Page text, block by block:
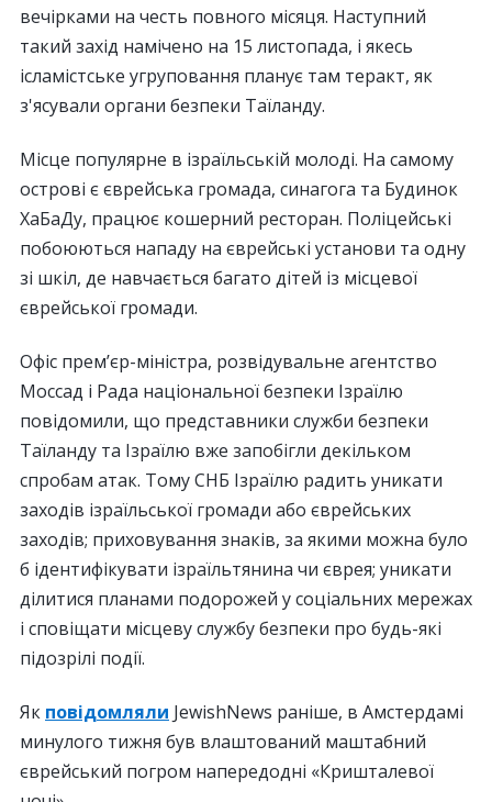
вечірками на честь повного місяця. Наступний
такий захід намічено на 15 листопада, і якесь
ісламістське угруповання планує там теракт, як
з'ясували органи безпеки Таїланду.
Місце популярне в ізраїльській молоді. На самому
острові є єврейська громада, синагога та Будинок
ХаБаДу, працює кошерний ресторан. Поліцейські
побоюються нападу на єврейські установи та одну
зі шкіл, де навчається багато дітей із місцевої
єврейської громади.
Офіс прем’єр-міністра, розвідувальне агентство
Моссад і Рада національної безпеки Ізраїлю
повідомили, що представники служби безпеки
Таїланду та Ізраїлю вже запобігли декільком
спробам атак. Тому СНБ Ізраїлю радить уникати
заходів ізраїльської громади або єврейських
заходів; приховування знаків, за якими можна було
б ідентифікувати ізраїльтянина чи єврея; уникати
ділитися планами подорожей у соціальних мережах
і сповіщати місцеву службу безпеки про будь-які
підозрілі події.
Як повідомляли JewishNews раніше, в Амстердамі
минулого тижня був влаштований маштабний
єврейський погром напередодні «Кришталевої